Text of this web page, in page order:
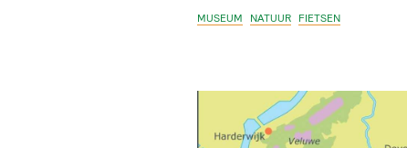
MUSEUM NATUUR FIETSEN